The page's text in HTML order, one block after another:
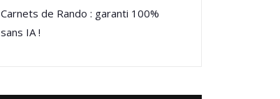
Carnets de Rando : garanti 100%
sans IA !